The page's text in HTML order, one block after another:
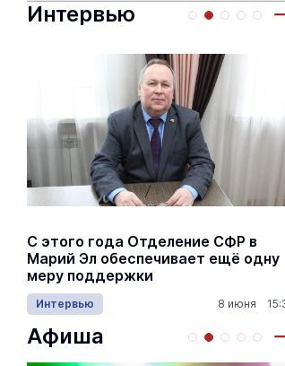
Интервью
С этого года Отделение СФР в
Марий Эл обеспечивает ещё одну
меру поддержки
Интервью 8 июня
Афиша
Фестиваль национальных культур
«Праздник дружбы и добра»
пройдёт в Йошкар-Оле
Мероприятие приурочено к 442-летию